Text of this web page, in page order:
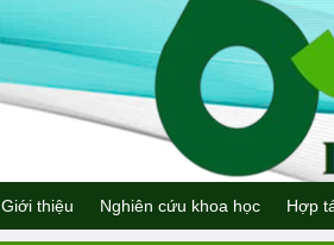
Giới thiệu Nghiên cứu khoa học Hợp